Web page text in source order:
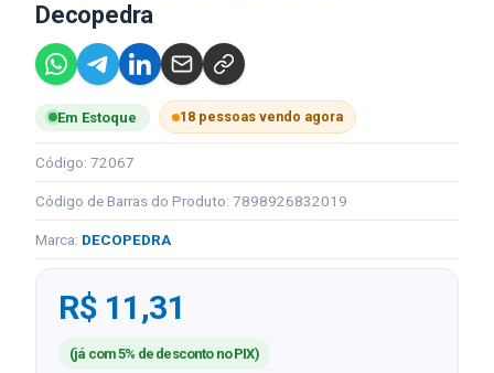
Decopedra
Em Estoque 18 pessoas vendo agora
Código: 72067
Código de Barras do Produto: 7898926832019
Marca: DECOPEDRA
R$ 11,31
(já com 5% de desconto no PIX)